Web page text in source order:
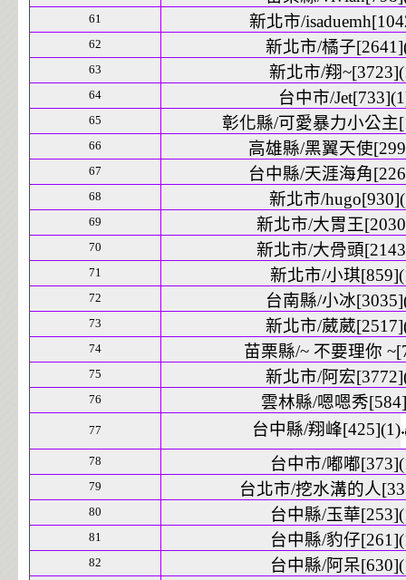
61 新北市/
62 新北市/橘子
63 新北市/翔
64 台中市/
65 彰化縣/可愛暴力小公主
66 高雄縣/黑翼天使
67 台中縣/天涯海角
68 新北市/
69 新北市/大胃王
70 新北市/大骨頭
71 新北市/小琪
72 台南縣/小冰
73 新北市/葳葳
74 苗栗縣/~ 不要理你
75 新北市/阿宏
76 雲林縣/嗯嗯秀
77 台中縣/翔峰[425](1)
78 台中市/嘟嘟
79 台北市/挖水溝的人
80 台中縣/玉華
81 台中縣/豹仔
82 台中縣/阿呆